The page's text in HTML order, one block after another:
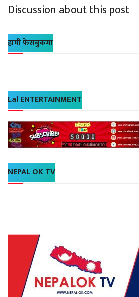
Discussion about this post
हामी फेसबुकमा
Lal ENTERTAINMENT
NEPAL OK TV